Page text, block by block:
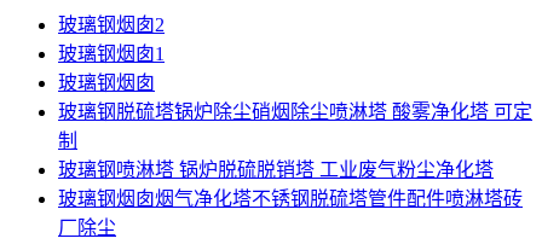
玻璃钢烟囱2
玻璃钢烟囱1
玻璃钢烟囱
玻璃钢脱硫塔锅炉除尘硝烟除尘喷淋塔 酸雾净化塔 可定
制
玻璃钢喷淋塔 锅炉脱硫脱销塔 工业废气粉尘净化塔
玻璃钢烟囱烟气净化塔不锈钢脱硫塔管件配件喷淋塔砖
厂除尘